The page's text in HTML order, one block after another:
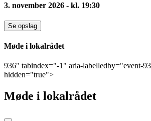
3. november 2026 - kl. 19:30
Se opslag
Møde i lokalrådet
936" tabindex="-1" aria-labelledby="event-
hidden="true">
Møde i lokalrådet